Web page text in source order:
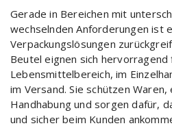
Gerade in Bereichen mit
wechselnden Anforderungen ist
Verpackungslösungen
Beutel eignen sich hervorragend
Lebensmittelbereich, im
im Versand. Sie schützen
Handhabung und sorgen dafür,
und sicher beim Kunden